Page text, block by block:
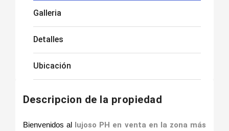
Galleria
Detalles
Ubicación
Descripcion de la propiedad
Bienvenidos al lujoso PH en venta en la zona más